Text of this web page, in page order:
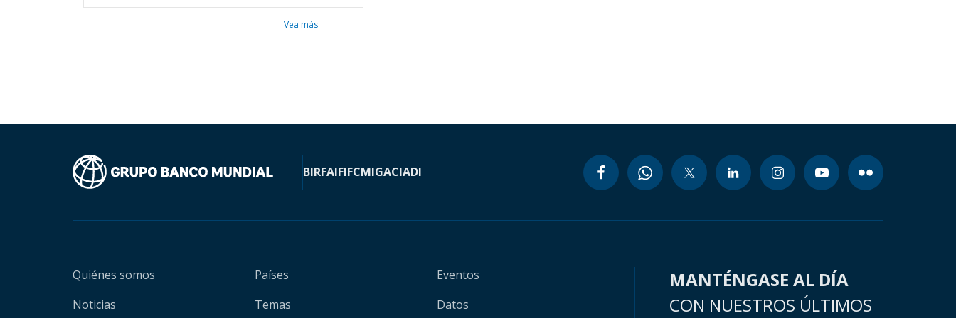
Vea más
BIRFAIFIFCMIGACIADI
Quiénes somos
Noticias
Países
Temas
Eventos
Datos
MANTÉNGASE AL DÍA
CON NUESTROS ÚLTIMOS